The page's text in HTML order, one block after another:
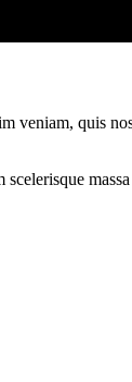
veniam, quis